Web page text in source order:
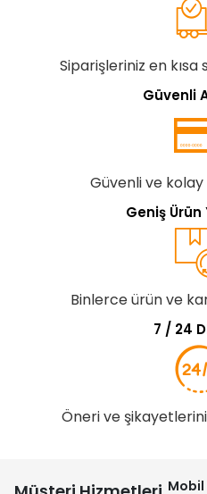
Siparişleriniz en kısa
Güvenli
Güvenli ve
Geniş
Binlerce ürün ve
7 / 24
Öneri ve
Mobil